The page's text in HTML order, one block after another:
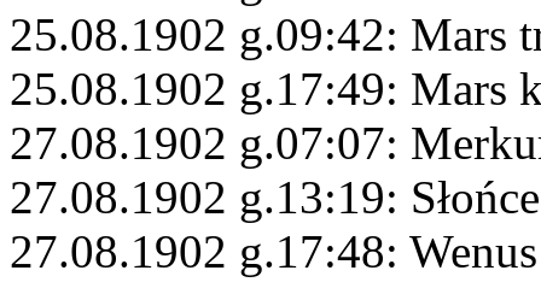
25.08.1902 g.09:42: Mars
25.08.1902 g.17:49: Mars
27.08.1902 g.07:07:
27.08.1902 g.13:19:
27.08.1902 g.17:48: